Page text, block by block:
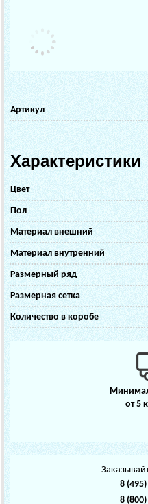
Артикул
Характеристики
Цвет
Пол
Материал внешний
Материал внутренний
Размерный ряд
Размерная сетка
Количество в коробе
от 5
8
8